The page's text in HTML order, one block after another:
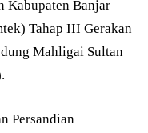
Kabupaten Banjar
Tahap III Gerakan
Mahligai Sultan
Persandian